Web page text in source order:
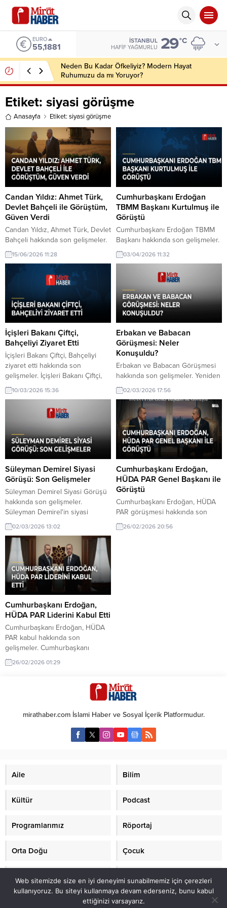
EURO
55,1881
İSTANBUL
HAFIF YAĞMURLU 29°C
Neden Bu Kadar Öfkeliyiz? Modern Hayat
Ruhumuzu da mı Yoruyor?
Etiket: siyasi görüşme
Anasayfa Etiket: siyasi görüşme
Candan Yıldız: Ahmet Türk,
Devlet Bahçeli ile Görüştüm,
Güven Verdi
Candan Yıldız, Ahmet Türk, Devlet
Bahçeli hakkında son gelişmeler.
Candan Yıldız, Ahmet Türk'ün
Devlet Bahçeli ile görüşmesine
dair açıklamalarını aktarıyor. Türk,
Bahçeli'nin samimi olduğuna
inandığını ifade etti.
15/06/2026 11:28
Cumhurbaşkanı Erdoğan
TBMM Başkanı Kurtulmuş ile
Görüştü
Cumhurbaşkanı Erdoğan TBMM
Başkanı hakkında son gelişmeler.
Cumhurbaşkanı Erdoğan, TBMM
Başkanı Kurtulmuş ile önemli bir
görüşme gerçekleştirdi. Bu
görüşme, Türkiye'nin güncel
siyasi gündeminde önemli bir yer
tutuyor.
03/04/2026 11:32
İçişleri Bakanı Çiftçi,
Bahçeliyi Ziyaret Etti
İçişleri Bakanı Çiftçi, Bahçeliyi
ziyaret etti hakkında son
gelişmeler. İçişleri Bakanı Çiftçi,
MHP Genel Başkanı Bahçeliyi
makamında ziyaret etti.
Görüşmenin siyasi gündemi
etkileyebileceği belirtiliyor.
10/03/2026 15:36
Erbakan ve Babacan
Görüşmesi: Neler
Konuşuldu?
Erbakan ve Babacan Görüşmesi
hakkında son gelişmeler. Yeniden
Refah Partisi Genel Başkanı
Erbakan, DEVA Partisi Genel
Başkanı Babacan ile önemli bir
görüşme gerçekleştirdi.
Görüşmenin detayları ve olası
etkileri merak ediliyor.
02/03/2026 17:56
Süleyman Demirel Siyasi
Görüşü: Son Gelişmeler
Süleyman Demirel Siyasi Görüşü
hakkında son gelişmeler.
Süleyman Demirel'in siyasi
görüşü ve son gelişmeler,
Türkiye'nin politik tarihinde
önemli bir yer tutuyor. Bu yazıda,
Demirel'in siyasi kariyerindeki
önemli anları ve etkilerini
inceliyoruz.
02/03/2026 13:02
Cumhurbaşkanı Erdoğan,
HÜDA PAR Genel Başkanı ile
Görüştü
Cumhurbaşkanı Erdoğan, HÜDA
PAR görüşmesi hakkında son
gelişmeler. Cumhurbaşkanı
Recep Tayyip Erdoğan, HÜDA
26/02/2026 20:56
Cumhurbaşkanı Erdoğan,
HÜDA PAR Liderini Kabul Etti
Cumhurbaşkanı Erdoğan, HÜDA
PAR kabul hakkında son
gelişmeler. Cumhurbaşkanı
Erdoğan, HÜDA PAR Genel
Başkanı Zekeriya Yapıcıoğlu'nu
26/02/2026 01:29
mirathaber.com İslami Haber ve Sosyal İçerik Platformudur.
Aile Bilim
Kültür Podcast
Programlarımız Röportaj
Orta Doğu Çocuk
Mirat TV Makaleler
Web sitemizde size en iyi deneyimi sunabilmemiz için çerezleri
kullanıyoruz. Bu siteyi kullanmaya devam ederseniz, bunu kabul
ettiğinizi varsayarız.